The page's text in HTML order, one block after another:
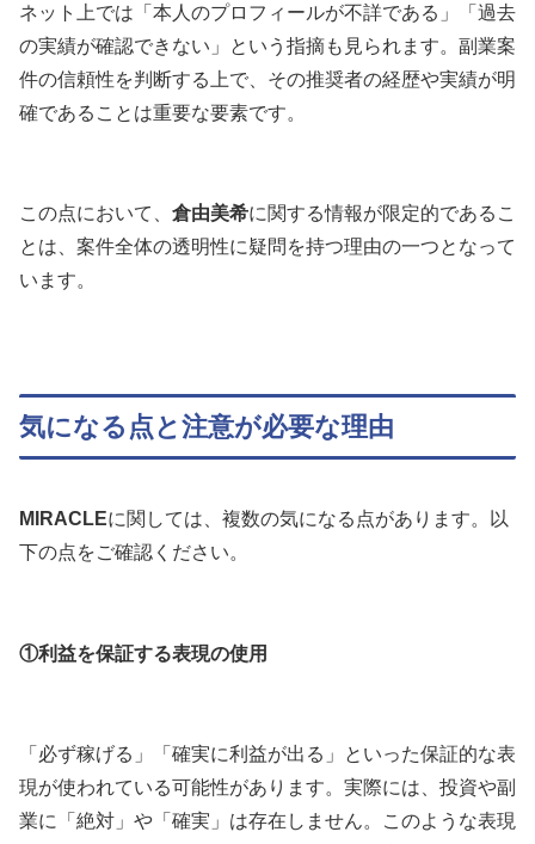
ネット上では「本人のプロフィールが不詳である」「過去
の実績が確認できない」という指摘も見られます。副業案
件の信頼性を判断する上で、その推奨者の経歴や実績が明
確であることは重要な要素です。
この点において、 倉由美希に関する情報が限定的であるこ
とは、案件全体の透明性に疑問を持つ理由の一つとなって
います。
気になる点と注意が必要な理由
MIRACLEに関しては、複数の気になる点があります。以
下の点をご確認ください。
①利益を保証する表現の使用
「必ず稼げる」「確実に利益が出る」といった保証的な表
現が使われている可能性があります。実際には、投資や副
業に「絶対」や「確実」は存在しません。このような表現